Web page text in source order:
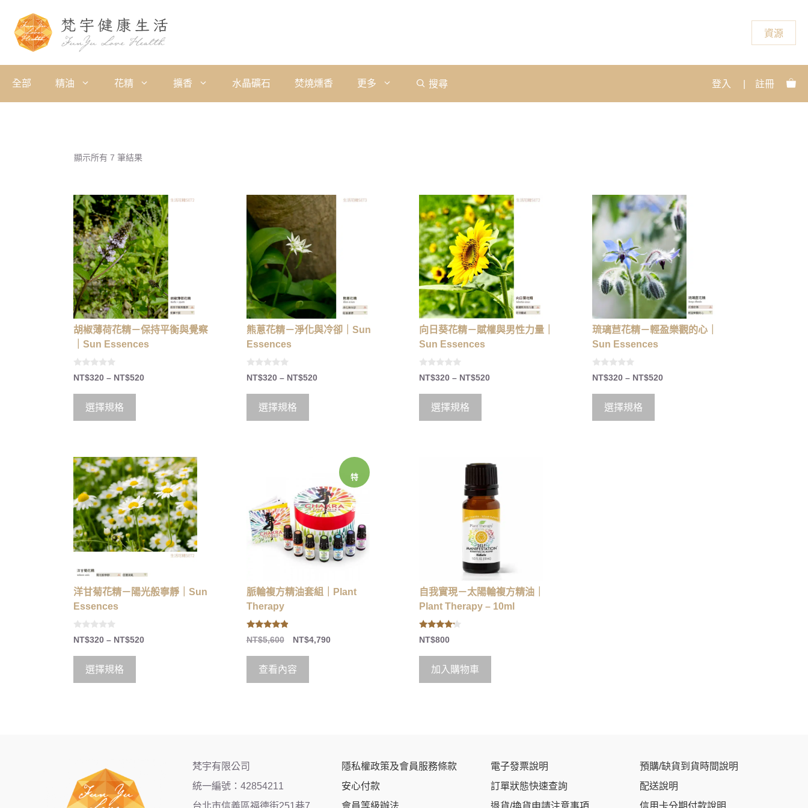
資源
全部 精油 花精 擴香 水晶礦石 焚燒燻香 更多 搜尋 登入 註冊
顯示所有 7 筆結果
胡椒薄荷花精－保持平衡與覺察
｜Sun Essences
0
o
5
NT$320 – NT$520
選擇規格
熊蔥花精－淨化與冷卻｜Sun
Essences
0
o
5
NT$320 – NT$520
選擇規格
向日葵花精－賦權與男性力量｜
Sun Essences
0
o
5
NT$320 – NT$520
選擇規格
琉璃苣花精－輕盈樂觀的心｜
Sun Essences
0
o
5
NT$320 – NT$520
選擇規格
洋甘菊花精－陽光般寧靜｜Sun
Essences
0
o
5
NT$320 – NT$520
選擇規格
特
價
脈輪複方精油套組｜Plant
Therapy
4.67
out of 5
NT$5,600 NT$4,790
查看內容
自我實現－太陽輪複方精油｜
Plant Therapy – 10ml
4.00
out of 5
NT$800
加入購物車
梵宇有限公司
統一編號：42854211
隱私權政策及會員服務條款
安心付款
電子發票說明
訂單狀態快速查詢
預購/缺貨到貨時間說明
配送說明